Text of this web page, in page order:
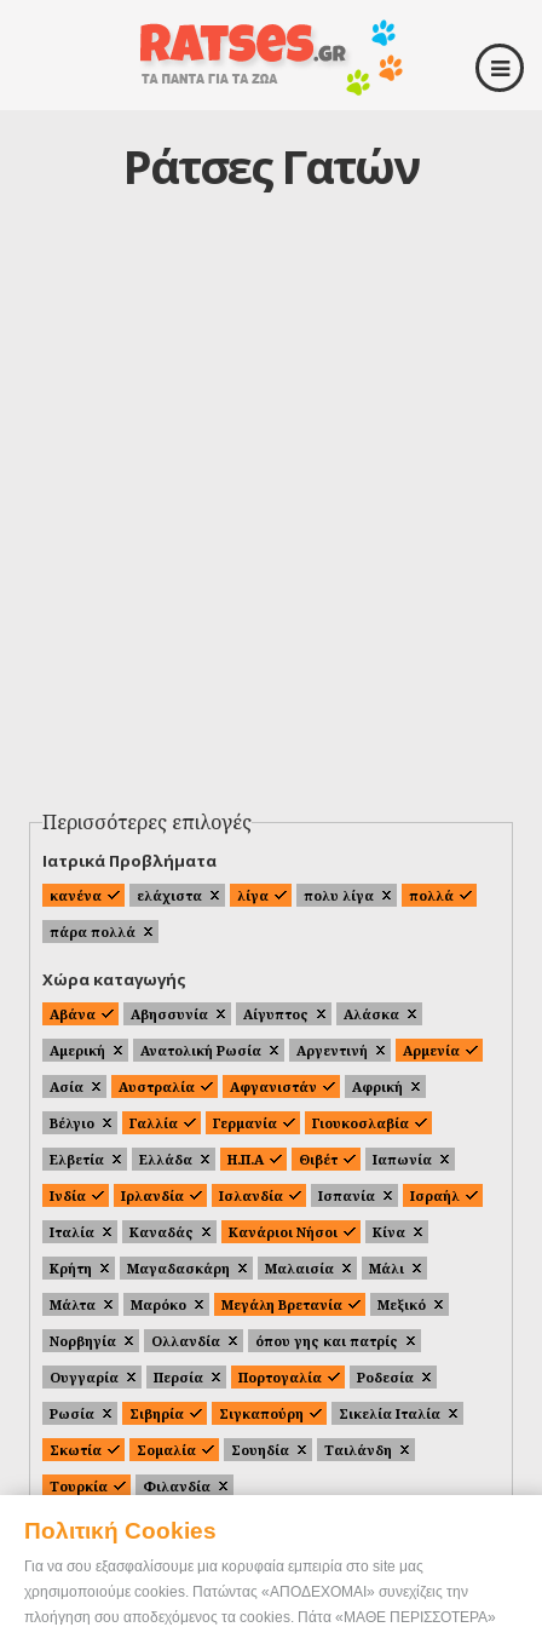
Πολιτική Cookies
Για να σου εξασφαλίσουμε μια κορυφαία εμπειρία στο site μας
χρησιμοποιούμε cookies. Πατώντας «ΑΠΟΔΕΧΟΜΑΙ» συνεχίζεις την
πλοήγηση σου αποδεχόμενος τα cookies. Πάτα «ΜΑΘΕ ΠΕΡΙΣΣΟΤΕΡΑ»
Ράτσες Γατών
Περισσότερες επιλογές
Ιατρικά Προβλήματα
κανένα ελάχιστα λίγα πολυ λίγα
πολλά
πάρα πολλά
Χώρα καταγωγής
Αβάνα Αβησσυνία Αίγυπτος
Αλάσκα
Αμερική
Ανατολική Ρωσία Αργεντινή
Αρμενία
Ασία
Αυστραλία Αφγανιστάν
Αφρική
Βέλγιο
Γαλλία Γερμανία
Γιουκοσλαβία
Ελβετία
Ελλάδα Η.Π.Α Θιβέτ
Ιαπωνία
Ινδία
Ιρλανδία Ισλανδία Ισπανία
Ισραήλ
Ιταλία
Καναδάς Κανάριοι Νήσοι
Κίνα
Κρήτη
Μαγαδασκάρη Μαλαισία
Μάλι
Μάλτα
Μαρόκο Μεγάλη Βρετανία
Μεξικό
Νορβηγία
Ολλανδία
όπου γης και πατρίς
Ουγγαρία
Περσία Πορτογαλία
Ροδεσία
Ρωσία
Σιβηρία Σιγκαπούρη
Σικελία Ιταλία
Σκωτία
Σομαλία Σουηδία
Ταιλάνδη
Τουρκία
Φιλανδία